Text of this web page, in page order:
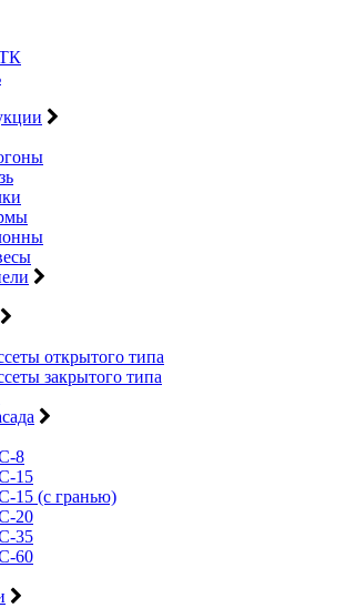
открытого типа
закрытого типа
8
15
15 (с гранью)
20
35
60